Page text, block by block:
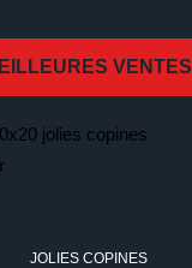
VENTES
JOLIES COPINES